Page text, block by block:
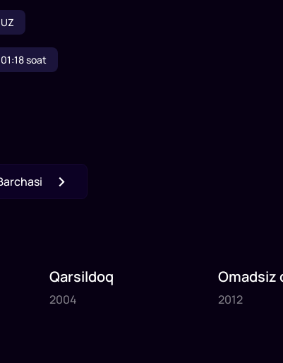
UZ
01:18soat
2004
1x70
Qarsildoq
2004
2012
1x80
Omadsiz
2012